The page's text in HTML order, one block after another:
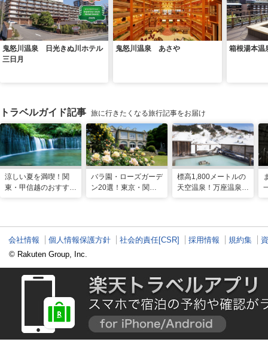
鬼怒川温泉 日光きぬ川ホテル
三日月
鬼怒川温泉 あさや 箱根湯本
トラベルガイド記事 旅に行きたくなる旅行記事をお届け
涼しい夏を満喫！関
東・甲信越のおすすめ
バラ園・ローズガーデ
ン20選！東京・関東
標高1,800メートルの
天空温泉！万座温泉
会社情報 個人情報保護方針 社会的責任[CSR] 採用情報 規約集
© Rakuten Group, Inc.